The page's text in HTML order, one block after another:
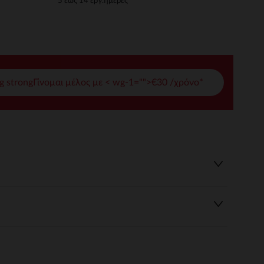
strongΓίνομαι μέλος με < wg-1="">€30 /χρόνο*